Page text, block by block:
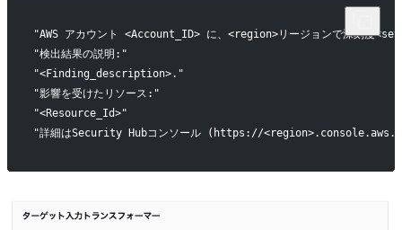
"AWS アカウント <Account_ID> に、<region>リージョンで深刻度
"検出結果の説明:"
"<Finding_description>."
"影響を受けたリソース:"
"<Resource_Id>"
"詳細はSecurity Hubコンソール (https://